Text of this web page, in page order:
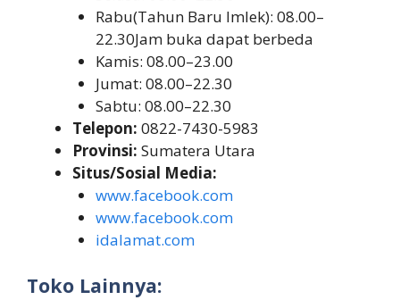
Rabu(Tahun Baru Imlek): 08.00–
22.30Jam buka dapat berbeda
Kamis: 08.00–23.00
Jumat: 08.00–22.30
Sabtu: 08.00–22.30
Telepon: 0822-7430-5983
Provinsi: Sumatera Utara
Situs/Sosial Media:
www.facebook.com
www.facebook.com
idalamat.com
Toko Lainnya: